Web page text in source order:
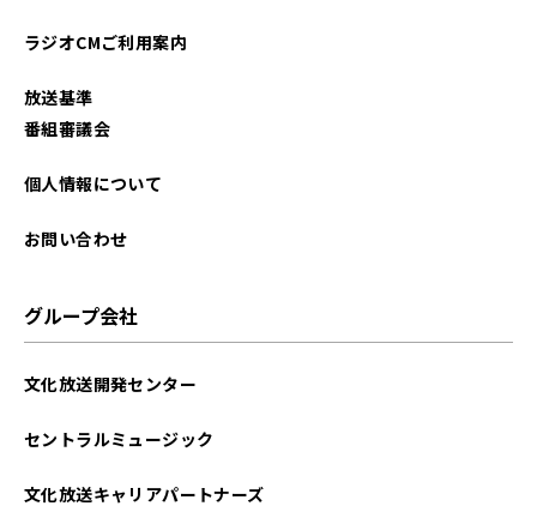
2022年03月
ラジオCMご利用案内
放送基準
番組審議会
個人情報について
お問い合わせ
グループ会社
文化放送開発センター
セントラルミュージック
文化放送キャリアパートナーズ